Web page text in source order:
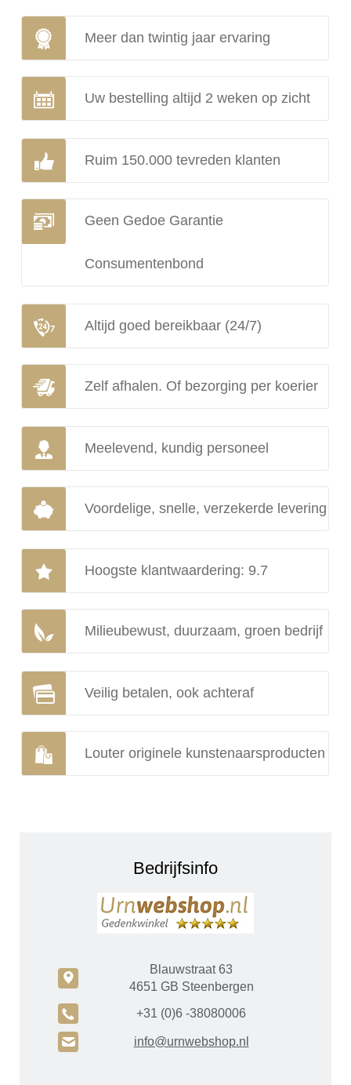
Meer dan twintig jaar ervaring
Uw bestelling altijd 2 weken op zicht
Ruim 150.000 tevreden klanten
Geen Gedoe Garantie
Consumentenbond
Altijd goed bereikbaar (24/7)
Zelf afhalen. Of bezorging per koerier
Meelevend, kundig personeel
Voordelige, snelle, verzekerde levering
Hoogste klantwaardering: 9.7
Milieubewust, duurzaam, groen bedrijf
Veilig betalen, ook achteraf
Louter originele kunstenaarsproducten
Bedrijfsinfo
c
Blauwstraat 63
4651 GB Steenbergen
A +31 (0)6 -38080006
H info@urnwebshop.nl